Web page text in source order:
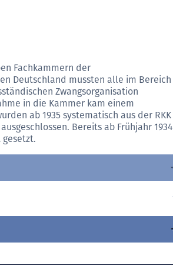
Fachkammern der
Deutschland mussten alle im Bereich
Zwangsorganisation
in die Kammer kam einem
ab 1935 systematisch aus der RKK
Bereits ab Frühjahr 1934